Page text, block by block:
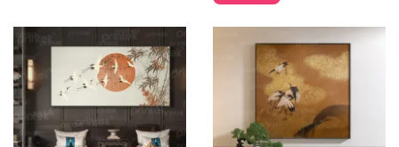
Tranh phòng tràkhông chỉ đóng vai trò trang trí, mà
còn góp phần định hìnhkhông khí thưởng trà : chậm
rãi, sâu lắng và giàu tính thiền. Một bức tranh phù hợp
giúp không gian phòng trà trở nên hài hòa, nâng cao
trải nghiệm cảm xúc, đồng thời thể hiện gu thẩm mỹ
tinh tế của chủ nhân.